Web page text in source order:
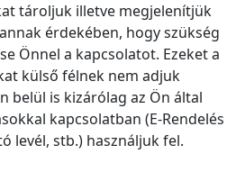
tároljuk illetve megjelenítjük
érdekében, hogy szükség
Önnel a kapcsolatot. Ezeket a
külső félnek nem adjuk
belül is kizárólag az Ön által
kapcsolatban (E-Rendelés
levél, stb.) használjuk fel.